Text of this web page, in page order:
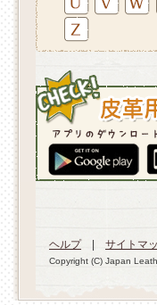
ヘルプ| サイトマ
Copyright (C) Japan